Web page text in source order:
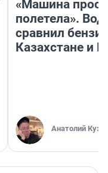
«Машина
полетела».
сравнил
Казахстане и
Анатолий